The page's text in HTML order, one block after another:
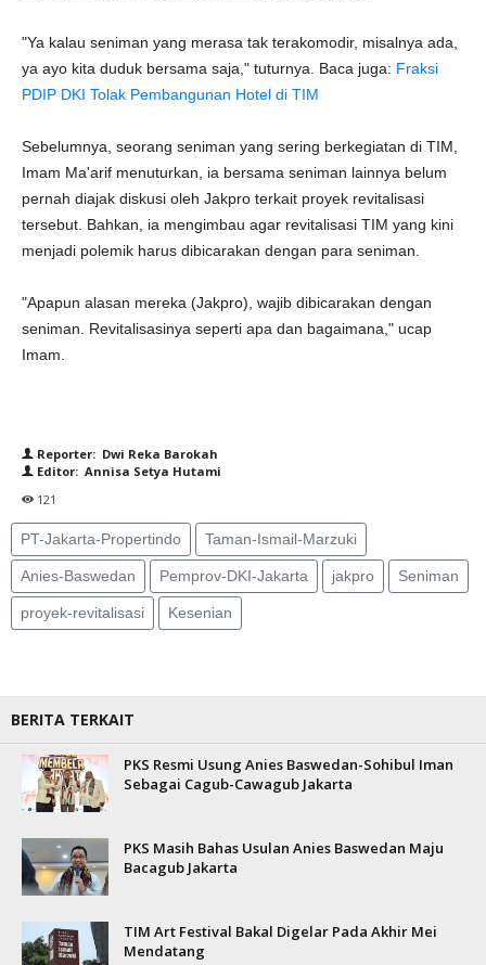
"Ya kalau seniman yang merasa tak terakomodir, misalnya ada,
ya ayo kita duduk bersama saja," tuturnya. Baca juga: Fraksi
PDIP DKI Tolak Pembangunan Hotel di TIM
Sebelumnya, seorang seniman yang sering berkegiatan di TIM,
Imam Ma'arif menuturkan, ia bersama seniman lainnya belum
pernah diajak diskusi oleh Jakpro terkait proyek revitalisasi
tersebut. Bahkan, ia mengimbau agar revitalisasi TIM yang kini
menjadi polemik harus dibicarakan dengan para seniman.
"Apapun alasan mereka (Jakpro), wajib dibicarakan dengan
seniman. Revitalisasinya seperti apa dan bagaimana," ucap
Imam.
Reporter: Dwi Reka Barokah
Editor: Annisa Setya Hutami
121
PT-Jakarta-Propertindo Taman-Ismail-Marzuki
Anies-Baswedan Pemprov-DKI-Jakarta jakpro Seniman
proyek-revitalisasi Kesenian
BERITA TERKAIT
PKS Resmi Usung Anies Baswedan-Sohibul Iman
Sebagai Cagub-Cawagub Jakarta
PKS Masih Bahas Usulan Anies Baswedan Maju
Bacagub Jakarta
TIM Art Festival Bakal Digelar Pada Akhir Mei
Mendatang